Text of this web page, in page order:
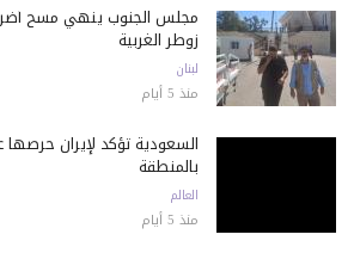
مجلس الجنوب ينهي مسح
زوطر الغربية
لبنان
منذ 5 أيام
السعودية تؤكد لإيران حرصها
بالمنطقة
العالم
منذ 5 أيام